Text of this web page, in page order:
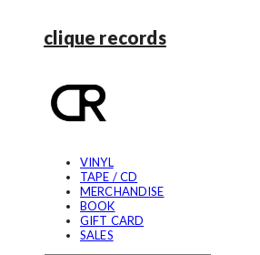
clique records
VINYL
TAPE / CD
MERCHANDISE
BOOK
GIFT CARD
SALES